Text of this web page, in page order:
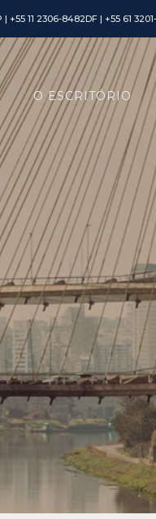
| +55 11 2306-8482DF | +55 61
O ESCRITÓRIO